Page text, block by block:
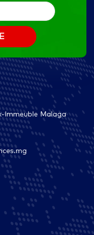
Immeuble Malaga